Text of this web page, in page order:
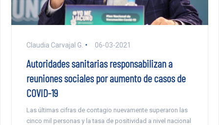
Claudia Carvajal G. 06-03-2021
Autoridades sanitarias responsabilizan a
reuniones sociales por aumento de casos de
COVID-19
Las últimas cifras de contagio nuevamente superaron las
cinco mil personas y la tasa de positividad a nivel nacional